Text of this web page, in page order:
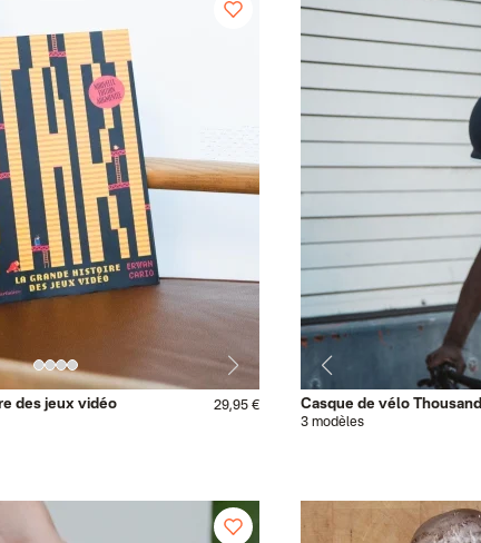
des jeux vidéo 29,95 € Casque de vélo Thousand
3 modèles